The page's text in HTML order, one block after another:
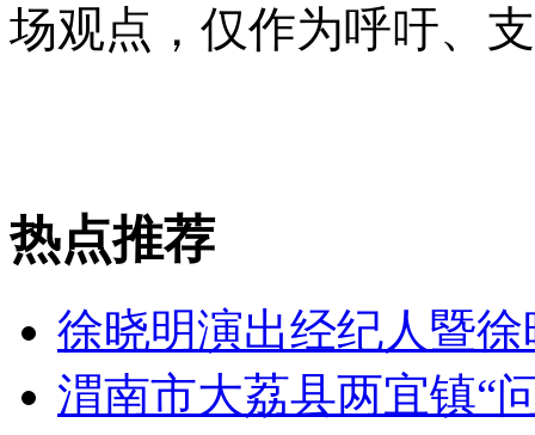
场观点，仅作为呼吁、
热点推荐
徐晓明演出经纪人暨
渭南市大荔县两宜镇“